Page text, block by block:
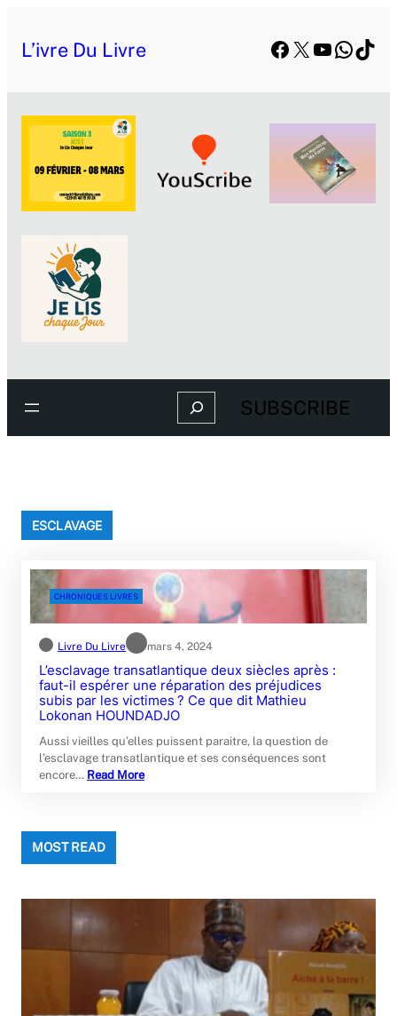
auL’ivre Du Livre Facebook
X YouTube
Search SUBSCRIBE
ESCLAVAGE
CHRONIQUES LIVRES
Livre Du Livre mars 4, 2024
L’esclavage transatlantique deux siècles après :
faut-il espérer une réparation des préjudices
subis par les victimes ? Ce que dit Mathieu
Lokonan HOUNDADJO
Aussi vieilles qu’elles puissent paraitre, la question de
l’esclavage transatlantique et ses conséquences sont
encore… Read More
MOST READ